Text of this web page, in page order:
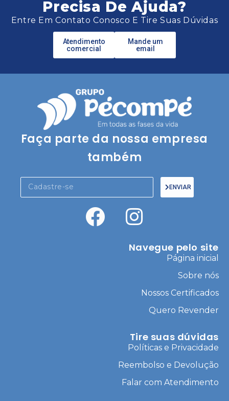
Precisa De Ajuda?
Entre Em Contato Conosco E Tire Suas Dúvidas
Atendimento
comercial
Mande um
email
Faça parte da nossa empresa
também
ENVIAR
Navegue pelo site
Página inicial
Sobre nós
Nossos Certificados
Quero Revender
Tire suas dúvidas
Políticas e Privacidade
Reembolso e Devolução
Falar com Atendimento